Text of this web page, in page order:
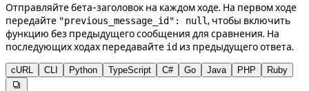
Отправляйте бета-заголовок на каждом ходе. На первом ходе
передайте "previous_message_id": null, чтобы включить
функцию без предыдущего сообщения для сравнения. На
последующих ходах передавайте id из предыдущего ответа.
cURL CLI Python TypeScript C# Go Java PHP Ruby
